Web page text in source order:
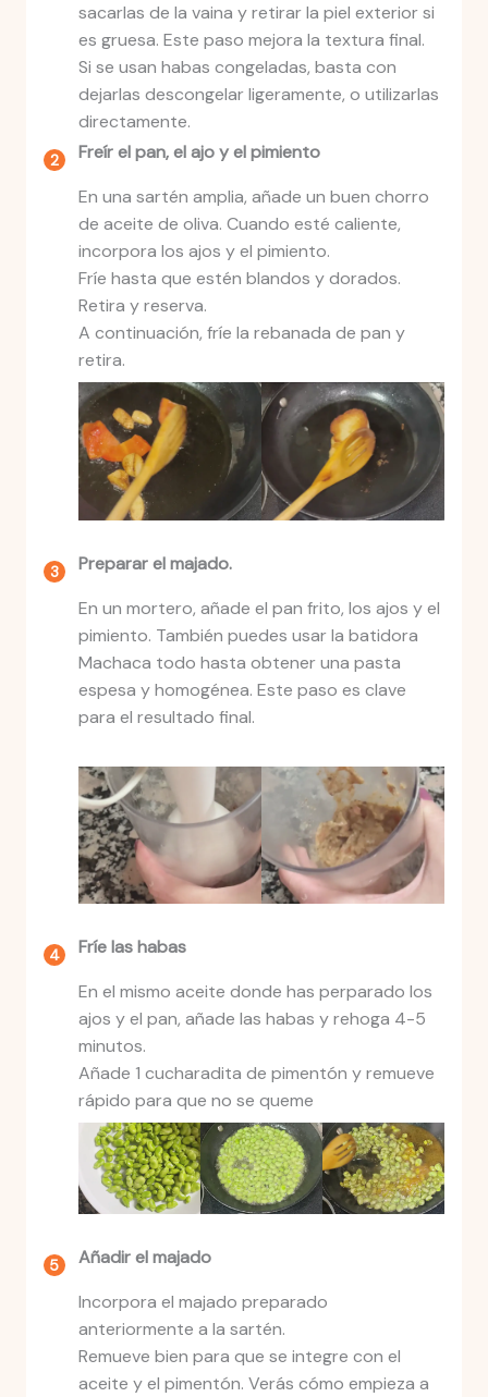
sacarlas de la vaina y retirar la piel exterior si
es gruesa. Este paso mejora la textura final.
Si se usan habas congeladas, basta con
dejarlas descongelar ligeramente, o utilizarlas
directamente.
Freír el pan, el ajo y el pimiento
En una sartén amplia, añade un buen chorro
de aceite de oliva. Cuando esté caliente,
incorpora los ajos y el pimiento.
Fríe hasta que estén blandos y dorados.
Retira y reserva.
A continuación, fríe la rebanada de pan y
retira.
Preparar el majado.
En un mortero, añade el pan frito, los ajos y el
pimiento. También puedes usar la batidora
Machaca todo hasta obtener una pasta
espesa y homogénea. Este paso es clave
para el resultado final.
Fríe las habas
En el mismo aceite donde has perparado los
ajos y el pan, añade las habas y rehoga 4-5
minutos.
Añade 1 cucharadita de pimentón y remueve
rápido para que no se queme
Añadir el majado
Incorpora el majado preparado
anteriormente a la sartén.
Remueve bien para que se integre con el
aceite y el pimentón. Verás cómo empieza a